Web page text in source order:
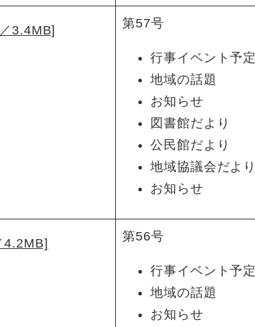
3.4MB] 第57号
行事イベント予定
地域の話題
お知らせ
図書館だより
公民館だより
地域協議会だより
お知らせ
4.2MB] 第56号
行事イベント予定
地域の話題
お知らせ